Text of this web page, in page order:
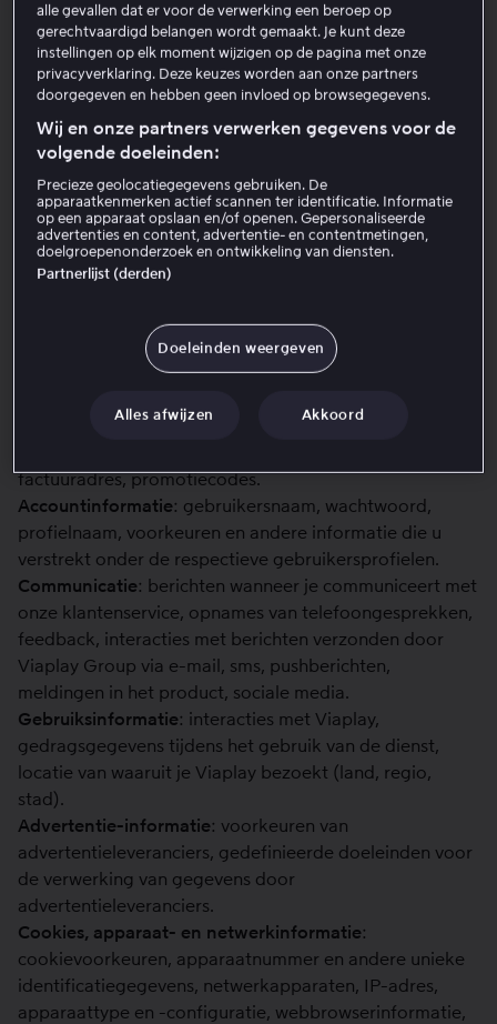
dat apparaat heeft gemaakt, ook jouw
persoonsgegevens gebruiken. Zij bepalen hun eigen
privacybeleid. Hetzelfde geldt als je op een link klikt die
je naar een andere website brengt. Wij raden je aan de
bijbehorende informatie over gegevensbescherming te
lezen, die ook op jou van toepassing is.
2. Welke categorieën
persoonsgegevens we verzamelen
Wij verzamelen verschillende soorten gegevens over u.
gegevens die wij kunnen verzamelen.
Contact en identificatie: naam, e-mailadres,
telefoonnummer, adres, geboortedatum of leeftijd,
Betalingsinformatie: betaalgegevens (zoals kaart-
factuuradres, promotiecodes.
Accountinformatie: gebruikersnaam, wachtwoord,
profielnaam, voorkeuren en andere informatie die u
verstrekt onder de respectieve gebruikersprofielen.
Communicatie: berichten wanneer je communiceert met
onze klantenservice, opnames van telefoongesprekken,
feedback, interacties met berichten verzonden door
Viaplay Group via e-mail, sms, pushberichten,
meldingen in het product, sociale media.
Gebruiksinformatie: interacties met Viaplay,
gedragsgegevens tijdens het gebruik van de dienst,
locatie van waaruit je Viaplay bezoekt (land, regio,
stad).
Advertentie-informatie: voorkeuren van
advertentieleveranciers, gedefinieerde doeleinden voor
de verwerking van gegevens door
advertentieleveranciers.
Cookies, apparaat- en netwerkinformatie:
cookievoorkeuren, apparaatnummer en andere unieke
identificatiegegevens, netwerkapparaten, IP-adres,
apparaattype en -configuratie, webbrowserinformatie,
alle gevallen dat er voor de verwerking een beroep op
gerechtvaardigd belangen wordt gemaakt. Je kunt deze
instellingen op elk moment wijzigen op de pagina met onze
privacyverklaring. Deze keuzes worden aan onze partners
doorgegeven en hebben geen invloed op browsegegevens.
Wij en onze partners verwerken gegevens voor de
volgende doeleinden:
Precieze geolocatiegegevens gebruiken. De
apparaatkenmerken actief scannen ter identificatie. Informatie
op een apparaat opslaan en/of openen. Gepersonaliseerde
advertenties en content, advertentie- en contentmetingen,
doelgroepenonderzoek en ontwikkeling van diensten.
Partnerlijst (derden)
Doeleinden weergeven
Alles afwijzen Akkoord